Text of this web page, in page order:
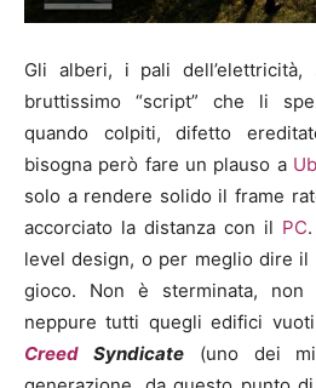
Gli alberi, i pali
bruttissimo “script” che li
quando colpiti, difetto
bisogna però fare un plauso a
solo a rendere solido il frame
accorciato la distanza con il PC
level design, o per meglio dire il
gioco. Non è sterminata, non
neppure tutti quegli edifici
Creed Syndicate(uno dei